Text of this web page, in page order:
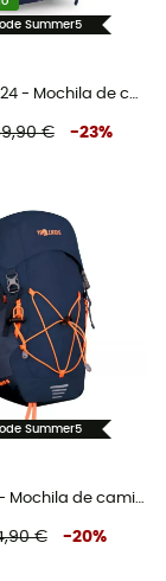
Summer5
Stratos Plus 24 - Mochila de caminhada homem
€ -23%
Summer5
Fjell Trekker - Mochila de caminhada criança
€ -20%